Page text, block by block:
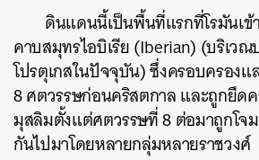
ดินแดนนี้เป็นพื้นที่แรกที่โรมันเข้
คาบสมุทรไอบิเรีย (Iberian) (บริเวณ
โปรตุเกสในปัจจุบัน) ซึ่งครอบครอง
8 ศตวรรษก่อนคริสตกาล และถูกยึด
มุสลิมตั้งแต่ศตวรรษที่ 8 ต่อมาถูกโจ
กันไปมาโดยหลายกลุ่มหลายราชวงศ์